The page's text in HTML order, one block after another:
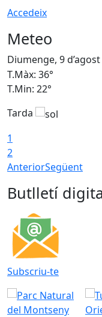
Accedeix
Meteo
Diumenge, 9 d’agost
T.Màx: 36°
T.Min: 22°
Tarda
1
2
AnteriorSegüent
Butlletí
Subscriu-te